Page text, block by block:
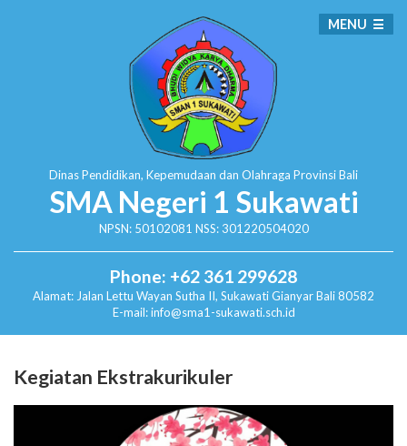
Dinas Pendidikan, Kepemudaan dan Olahraga Provinsi Bali
SMA Negeri 1 Sukawati
NPSN: 50102081 NSS: 301220504020
Phone: +62 361 299628
Alamat: Jalan Lettu Wayan Sutha II, SukawatiGianyar Bali 80582
E-mail: info@sma1-sukawati.sch.id
MENU
Kegiatan Ekstrakurikuler